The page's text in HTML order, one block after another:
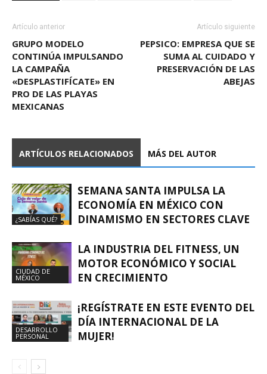
Artículo anterior
GRUPO MODELO
CONTINÚA IMPULSANDO
LA CAMPAÑA
«DESPLASTIFÍCATE» EN
PRO DE LAS PLAYAS
MEXICANAS
Artículo siguiente
PEPSICO: EMPRESA QUE SE
SUMA AL CUIDADO Y
PRESERVACIÓN DE LAS
ABEJAS
ARTÍCULOS RELACIONADOS MÁS DEL AUTOR
¿SABÍAS QUÉ?
SEMANA SANTA IMPULSA LA
ECONOMÍA EN MÉXICO CON
DINAMISMO EN SECTORES CLAVE
CIUDAD DE
MÉXICO
LA INDUSTRIA DEL FITNESS, UN
MOTOR ECONÓMICO Y SOCIAL
EN CRECIMIENTO
DESARROLLO
PERSONAL
¡REGÍSTRATE EN ESTE EVENTO DEL
DÍA INTERNACIONAL DE LA
MUJER!